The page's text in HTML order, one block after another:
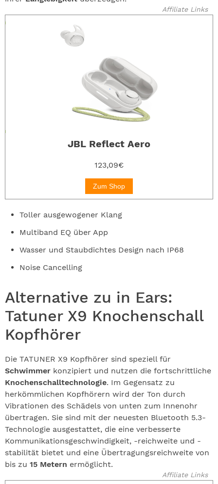
Affiliate Links
JBL Reflect Aero
123,09€
Zum Shop
Toller ausgewogener Klang
Multiband EQ über App
Wasser und Staubdichtes Design nach IP68
Noise Cancelling
Alternative zu in Ears:
Tatuner X9 Knochenschall
Kopfhörer
Die TATUNER X9 Kopfhörer sind speziell für
Schwimmer konzipiert und nutzen die fortschrittliche
Knochenschalltechnologie. Im Gegensatz zu
herkömmlichen Kopfhörern wird der Ton durch
Vibrationen des Schädels von unten zum Innenohr
übertragen. Sie sind mit der neuesten Bluetooth 5.3-
Technologie ausgestattet, die eine verbesserte
Kommunikationsgeschwindigkeit, -reichweite und -
stabilität bietet und eine Übertragungsreichweite von
bis zu 15 Metern ermöglicht.
Affiliate Links